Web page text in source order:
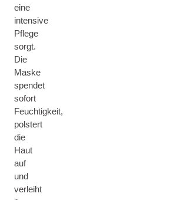
eine
intensive
Pflege
sorgt.
Die
Maske
spendet
sofort
Feuchtigkeit,
polstert
die
Haut
auf
und
verleiht